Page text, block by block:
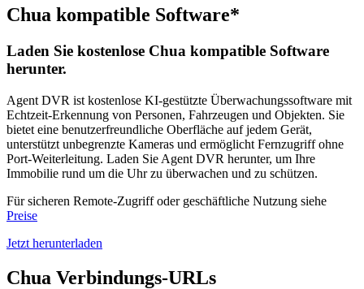
Chua kompatible Software*
Laden Sie kostenlose Chua kompatible Software
herunter.
Agent DVR ist kostenlose KI-gestützte Überwachungssoftware mit
Echtzeit-Erkennung von Personen, Fahrzeugen und Objekten. Sie
bietet eine benutzerfreundliche Oberfläche auf jedem Gerät,
unterstützt unbegrenzte Kameras und ermöglicht Fernzugriff ohne
Port-Weiterleitung. Laden Sie Agent DVR herunter, um Ihre
Immobilie rund um die Uhr zu überwachen und zu schützen.
Für sicheren Remote-Zugriff oder geschäftliche Nutzung siehe
Preise
Jetzt herunterladen
Chua Verbindungs-URLs